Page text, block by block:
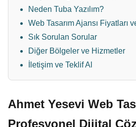
Neden Tuba Yazılım?
Web Tasarım Ajansı Fiyatları
Sık Sorulan Sorular
Diğer Bölgeler ve Hizmetler
İletişim ve Teklif Al
Ahmet Yesevi Web
Profesyonel Dijital